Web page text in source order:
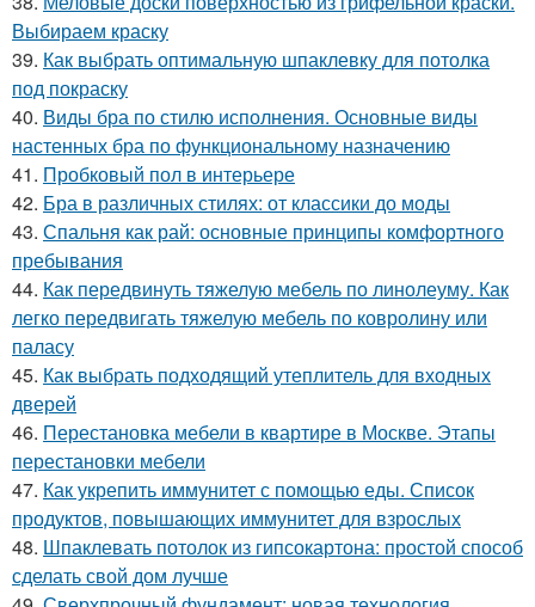
Выбираем краску
39. Как выбрать оптимальную шпаклевку для потолка
под покраску
40. Виды бра по стилю исполнения. Основные виды
настенных бра по функциональному назначению
41. Пробковый пол в интерьере
42. Бра в различных стилях: от классики до моды
43. Спальня как рай: основные принципы комфортного
пребывания
44. Как передвинуть тяжелую мебель по линолеуму. Как
легко передвигать тяжелую мебель по ковролину или
паласу
45. Как выбрать подходящий утеплитель для входных
дверей
46. Перестановка мебели в квартире в Москве. Этапы
перестановки мебели
47. Как укрепить иммунитет с помощью еды. Список
продуктов, повышающих иммунитет для взрослых
48. Шпаклевать потолок из гипсокартона: простой способ
сделать свой дом лучше